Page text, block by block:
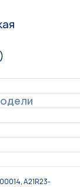
A21R23-